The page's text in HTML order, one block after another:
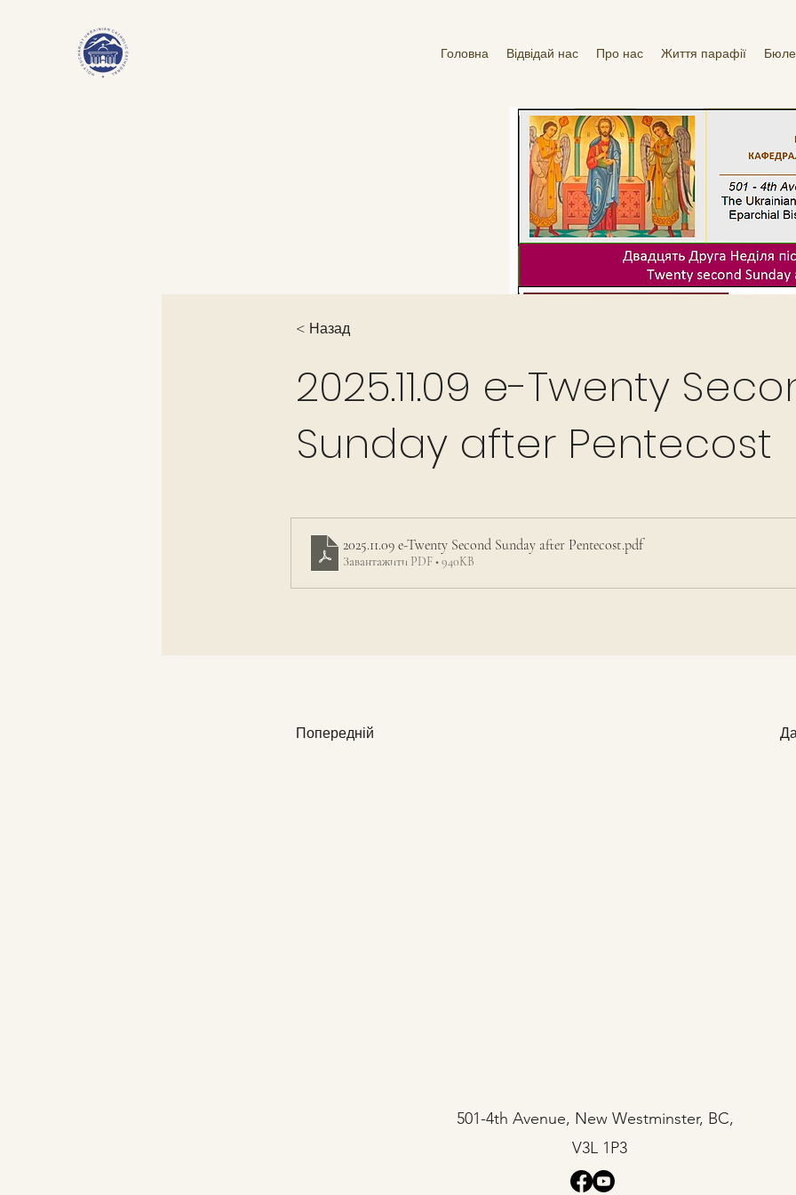
Головна Відвідай нас Про нас Життя парафії
< Назад
2025.11.09 e-Twenty
Sunday after Pentecost
2025.11.09 e-Twenty Second Sunday after Pentecost.pdf
Завантажити PDF • 940KB
Попередній
501-4th Avenue, New Westminster, BC,
V3L 1P3